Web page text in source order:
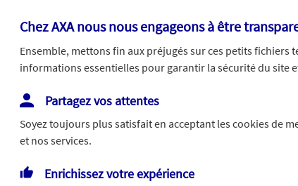
Votre message :
Vous disposez de droits sur les informations vous
Chez AXA nous nous engageons à être
Ensemble, mettons fin aux préjugés sur ces petits fichiers
informations essentielles pour garantir la sécurité du site
Partagez vos attentes
Soyez toujours plus satisfait en acceptant les cookies de
et nos services.
Enrichissez votre expérience